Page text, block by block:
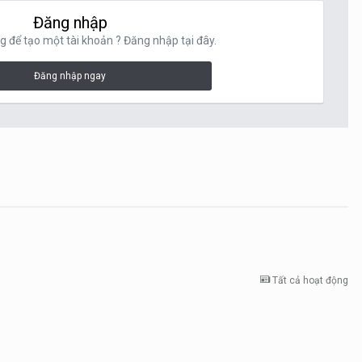
Đăng nhập
để tạo một tài khoản ? Đăng nhập tại đây.
Đăng nhập ngay
Tất cả hoạt động